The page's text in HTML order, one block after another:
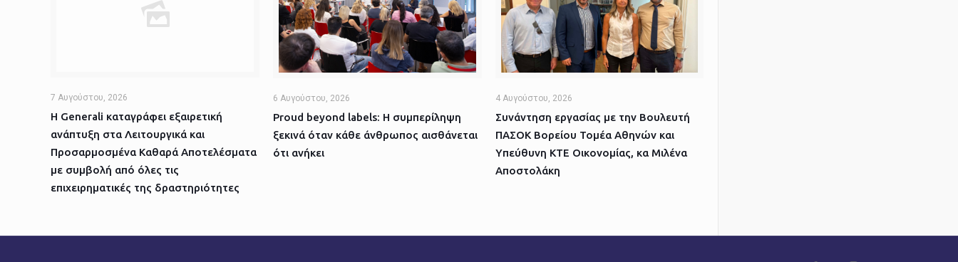
7 Αυγούστου, 2026
Η Generali καταγράφει εξαιρετική
ανάπτυξη στα Λειτουργικά και
Προσαρμοσμένα Καθαρά Αποτελέσματα
με συμβολή από όλες τις
επιχειρηματικές της δραστηριότητες
6 Αυγούστου, 2026
Proud beyond labels: Η συμπερίληψη
ξεκινά όταν κάθε άνθρωπος αισθάνεται
ότι ανήκει
4 Αυγούστου, 2026
Συνάντηση εργασίας με την Βουλευτή
ΠΑΣΟΚ Βορείου Τομέα Αθηνών και
Υπεύθυνη ΚΤΕ Οικονομίας, κα Μιλένα
Αποστολάκη